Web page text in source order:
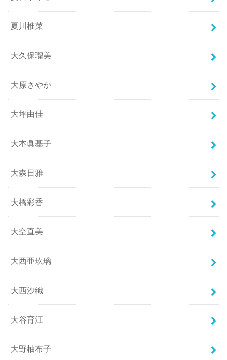
夏川椎菜
大久保瑠美
大原さやか
大坪由佳
大本眞基子
大森日雅
大橋彩香
大空直美
大西亜玖璃
大西沙織
大谷育江
大野柚布子